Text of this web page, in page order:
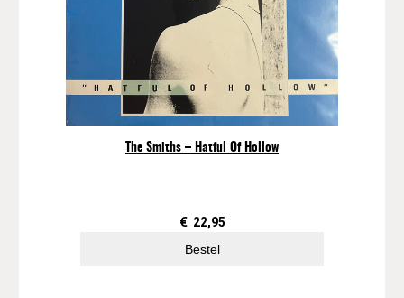
The Smiths – Hatful Of Hollow
€ 22,95
Bestel